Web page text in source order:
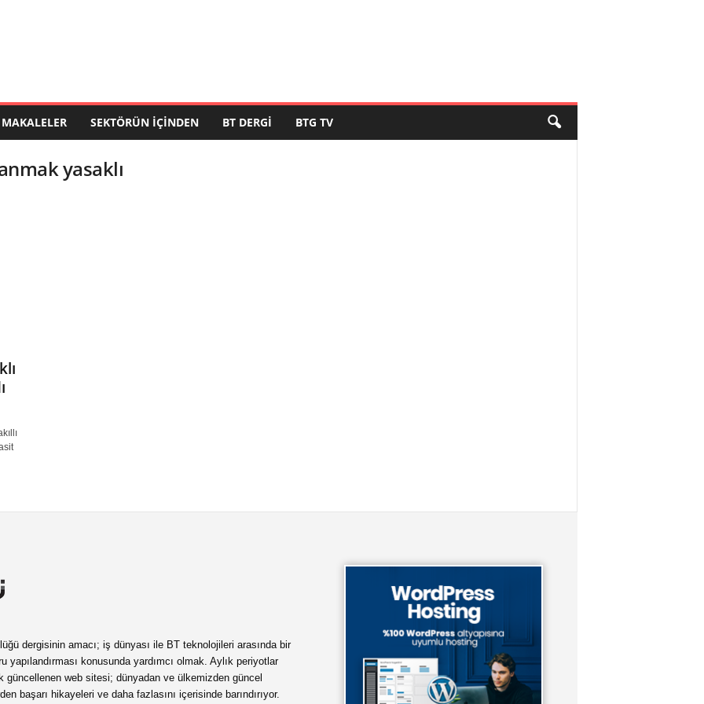
MAKALELER SEKTÖRÜN İÇINDEN BT DERGI BTG TV
yasaklı
dergisinin amacı; iş dünyası ile BT teknolojileri arasında bir
yapılandırması konusunda yardımcı olmak. Aylık periyotlar
güncellenen web sitesi; dünyadan ve ülkemizden güncel
başarı hikayeleri ve daha fazlasını içerisinde barındırıyor.